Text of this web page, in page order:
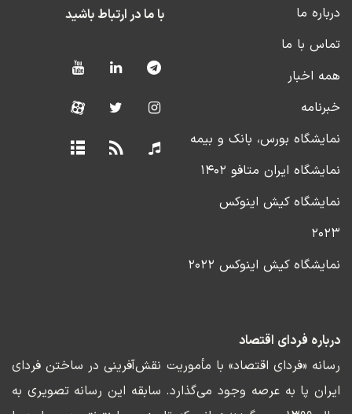
درباره ما
تماس با ما
همه اخبار
خبرنامه
نمایشگاه بورس، بانک و بیمه
نمایشگاه ایران متافو ۱۴۰۲
نمایشگاه کیش اینوکس
۲۰۲۳
نمایشگاه کیش اینوکس ۲۰۲۲
با ما در ارتباط باشید
درباره فردای اقتصاد
رسانه «فردای اقتصاد» با مأموریت نقش‌آفرینی در ساختن فردای
ایران پا به عرصه وجود می‌گذارد. سابقه این رسانه تصویری به